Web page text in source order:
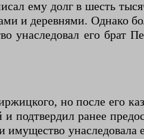
ему долг в шесть
и деревнями. Однако
унаследовал его брат
но после его
подтвердил ранее
унаследовала